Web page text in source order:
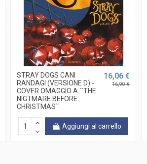
STRAY DOGS CANI
RANDAGI (VERSIONE D) -
COVER OMAGGIO A ``THE
NIGTMARE BEFORE
CHRISTMAS``
16,06 €
16,90 €
Aggiungi al carrello